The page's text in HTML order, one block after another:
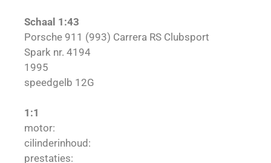
Schaal 1:43
Porsche 911 (993) Carrera RS Clubsport
Spark nr. 4194
1995
speedgelb 12G
1:1
motor:
cilinderinhoud:
prestaties: